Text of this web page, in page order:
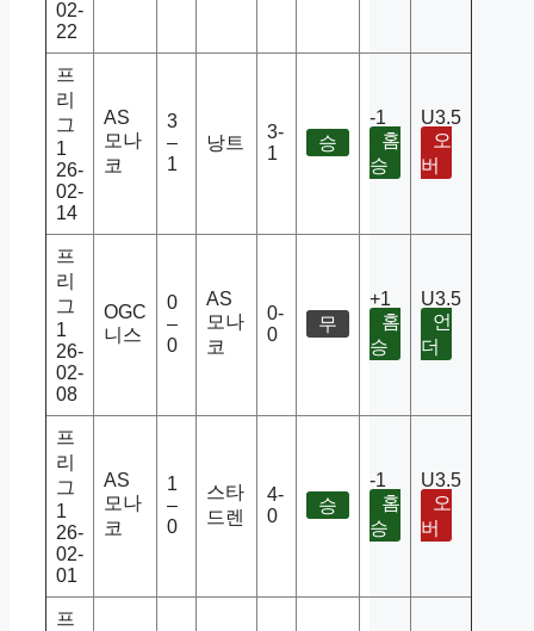
02-
22
프
리
그
1
26-
02-
14
AS
모나
코
3
–
1
낭트
3-
1
승
-1
홈
승
U3.5
오
버
프
리
그
1
26-
02-
08
OGC
니스
0
–
0
AS
모나
코
0-
0
무
+1
홈
승
U3.5
언
더
프
리
그
1
26-
02-
01
AS
모나
코
1
–
0
스타
드렌
4-
0
승
-1
홈
승
U3.5
오
버
프